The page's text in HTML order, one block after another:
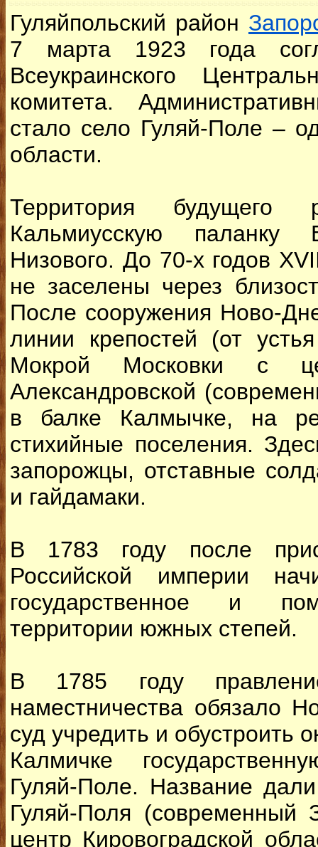
Гуляйпольский район
7 марта 1923 года
Всеукраинского
комитета.
стало село Гуляй-Поле –
области.
Территория
Кальмиусскую паланку
Низового. До 70-х годов
не заселены через
После сооружения Ново-
линии крепостей (от
Мокрой Московки с
Александровской
в балке Калмычке, на
стихийные поселения.
запорожцы, отставные
и гайдамаки.
В 1783 году после
Российской империи
государственное и
территории южных степей.
В 1785 году правление
наместничества обязало
суд учредить и обустроить
Калмичке
Гуляй-Поле. Название
Гуляй-Поля (современный
центр Кировоградской